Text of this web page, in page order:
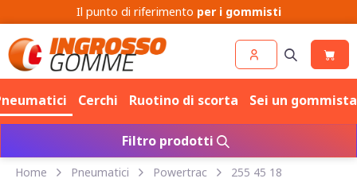
Il punto di riferimento per i gommisti
Cerchi Ruotino di scorta Sei un
Filtro prodotti
Home Pneumatici Powertrac 255 45 18